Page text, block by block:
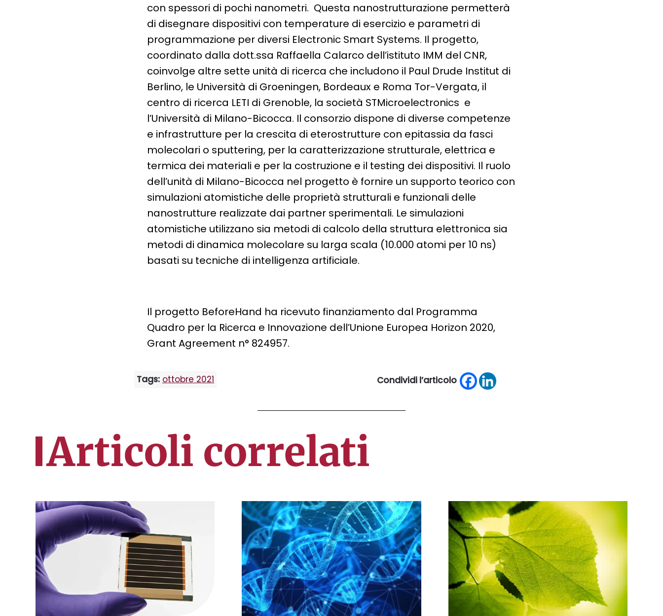
con spessori di pochi nanometri. Questa nanostrutturazione permetterà
di disegnare dispositivi con temperature di esercizio e parametri di
programmazione per diversi Electronic Smart Systems. Il progetto,
coordinato dalla dott.ssa Raffaella Calarco dell’istituto IMM del CNR,
coinvolge altre sette unità di ricerca che includono il Paul Drude Institut di
Berlino, le Università di Groeningen, Bordeaux e Roma Tor-Vergata, il
centro di ricerca LETI di Grenoble, la società STMicroelectronics e
l’Università di Milano-Bicocca. Il consorzio dispone di diverse competenze
e infrastrutture per la crescita di eterostrutture con epitassia da fasci
molecolari o sputtering, per la caratterizzazione strutturale, elettrica e
termica dei materiali e per la costruzione e il testing dei dispositivi. Il ruolo
dell’unità di Milano-Bicocca nel progetto è fornire un supporto teorico con
simulazioni atomistiche delle proprietà strutturali e funzionali delle
nanostrutture realizzate dai partner sperimentali. Le simulazioni
atomistiche utilizzano sia metodi di calcolo della struttura elettronica sia
metodi di dinamica molecolare su larga scala (10.000 atomi per 10 ns)
basati su tecniche di intelligenza artificiale.
Il progetto BeforeHand ha ricevuto finanziamento dal Programma
Quadro per la Ricerca e Innovazione dell’Unione Europea Horizon 2020,
Grant Agreement n° 824957.
Tags: ottobre 2021 Condividi l’articolo
Articoli correlati